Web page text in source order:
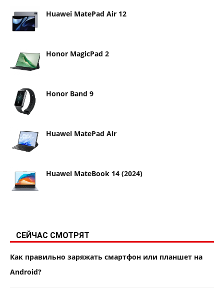
Huawei MatePad Air 12
Honor MagicPad 2
Honor Band 9
Huawei MatePad Air
Huawei MateBook 14 (2024)
СЕЙЧАС СМОТРЯТ
Как правильно заряжать смартфон или планшет на
Android?